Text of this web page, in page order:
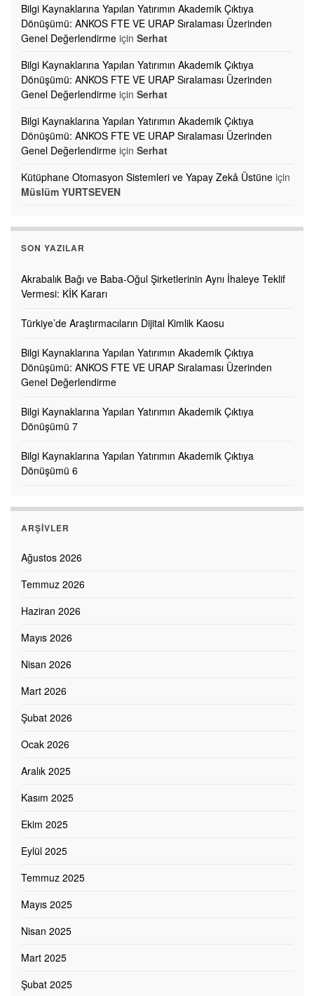
Bilgi Kaynaklarına Yapılan Yatırımın Akademik Çıktıya
Dönüşümü: ANKOS FTE VE URAP Sıralaması Üzerinden
Genel Değerlendirme için Serhat
Bilgi Kaynaklarına Yapılan Yatırımın Akademik Çıktıya
Dönüşümü: ANKOS FTE VE URAP Sıralaması Üzerinden
Genel Değerlendirme için Serhat
Bilgi Kaynaklarına Yapılan Yatırımın Akademik Çıktıya
Dönüşümü: ANKOS FTE VE URAP Sıralaması Üzerinden
Genel Değerlendirme için Serhat
Kütüphane Otomasyon Sistemleri ve Yapay Zekâ Üstüne için
Müslüm YURTSEVEN
SON YAZILAR
Akrabalık Bağı ve Baba-Oğul Şirketlerinin Aynı İhaleye Teklif
Vermesi: KİK Kararı
Türkiye’de Araştırmacıların Dijital Kimlik Kaosu
Bilgi Kaynaklarına Yapılan Yatırımın Akademik Çıktıya
Dönüşümü: ANKOS FTE VE URAP Sıralaması Üzerinden
Genel Değerlendirme
Bilgi Kaynaklarına Yapılan Yatırımın Akademik Çıktıya
Dönüşümü 7
Bilgi Kaynaklarına Yapılan Yatırımın Akademik Çıktıya
Dönüşümü 6
ARŞIVLER
Ağustos 2026
Temmuz 2026
Haziran 2026
Mayıs 2026
Nisan 2026
Mart 2026
Şubat 2026
Ocak 2026
Aralık 2025
Kasım 2025
Ekim 2025
Eylül 2025
Temmuz 2025
Mayıs 2025
Nisan 2025
Mart 2025
Şubat 2025